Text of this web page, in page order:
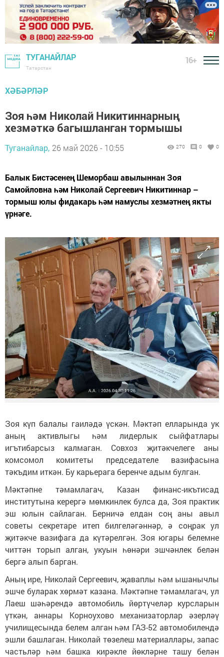
ТУГАНАЙЛАР
Татарстан
16+
ХӘБӘРЛӘР
Зоя һәм Николай Никитиннарның
хезмәткә багышланган тормышы
Туганайлар, 26 май 2026 - 10:55 270 0 0
Балык Бистәсенең Шеморбаш авылыннан Зоя
Самойловна һәм Николай Сергеевич Никитиннар –
тормыш юлы фидакарь һәм намуслы хезмәтнең якты
үрнәге.
Зоя күп балалы гаиләдә үскән. Мәктәп елларында ук
аның активлыгы һәм лидерлык сыйфатлары
игътибарсыз калмаган. Совхоз җитәкчелеге аны
комсомол комитеты председателе вазифасына
тәкъдим иткән. Бу карьерага беренче адым булган.
Мәктәпне тәмамлагач, Казан финанс-икътисад
институтына керергә мөмкинлек булса да, Зоя практик
эш юлын сайлаган. Берничә елдан соң аны авыл
советы секретаре итеп билгеләгәннәр, ә соңрак ул
җитәкче вазифага да күтәрелгән. Зоя югары белемне
читтән торып алган, укуын һөнәри эшчәнлек белән
бергә алып барган.
Аның ире, Николай Сергеевич, җаваплы һәм ышанычлы
эшче буларак хөрмәт казана. Мәктәпне тәмамлагач, ул
Лаеш шәһәрендә автомобиль йөртүчеләр курсларын
үткән, аннары Корноухово механизаторлар әзерләү
училищесында белем алган һәм ГАЗ-52 автомобилендә
эшли башлаган. Николай төзелеш материаллары, запас
частьләр һәм башка кирәкле йөкләрне ташу белән